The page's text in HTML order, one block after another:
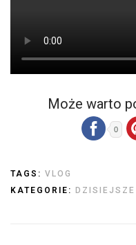
Może warto
0
TAGS: VLOG
KATEGORIE:
DZISIEJSZE